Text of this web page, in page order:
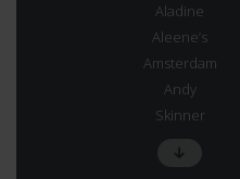
Aladine
Aleene’s
Amsterdam
Andy
Skinner